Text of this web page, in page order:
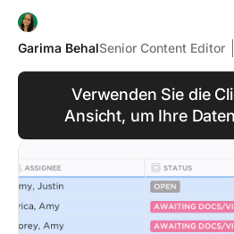
Garima BehalSenior Content Editor
Verwenden Sie die
Ansicht, um Ihre